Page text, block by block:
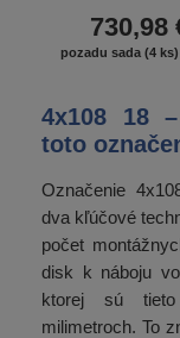
730,98
pozadu sada (4
4x108 18
toto
Označenie
dva kľúčové
počet
disk k náboju
ktorej sú tieto
milimetroch. To